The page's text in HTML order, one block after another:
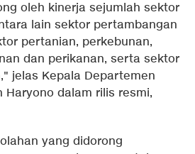
oleh kinerja sejumlah sektor
lain sektor pertambangan
pertanian, perkebunan,
dan perikanan, serta sektor
jelas Kepala Departemen
Haryono dalam rilis resmi,
yang didorong